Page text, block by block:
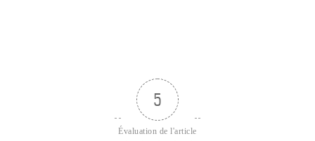
5
Évaluation de l'article